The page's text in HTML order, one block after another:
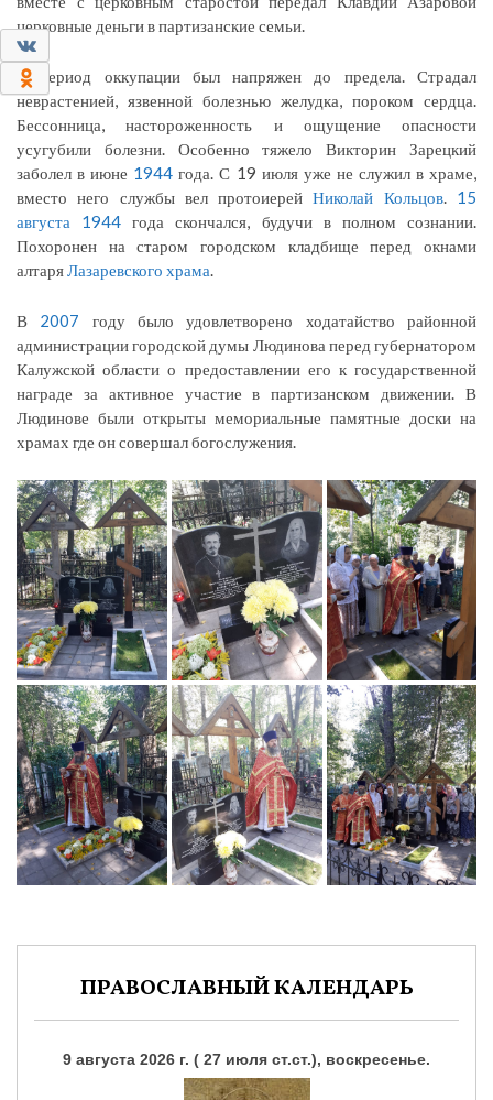
0
церковные деньги в партизанские семьи.
В период оккупации был напряжен до предела. Страдал
неврастенией, язвенной болезнью желудка, пороком сердца.
Бессонница, настороженность и ощущение опасности
усугубили болезни. Особенно тяжело Викторин Зарецкий
заболел в июне 1944 года. С 19 июля уже не служил в храме,
вместо него службы вел протоиерейНиколай Кольцов. 15
августа
1944 года скончался, будучи в полном сознании.
Похоронен на старом городском кладбище перед окнами
алтаря Лазаревского храма
В 2007 году было удовлетворено ходатайство районной
администрации городской думы Людинова перед губернатором
Калужской области о предоставлении его к государственной
награде за активное участие в партизанском движении. В
Людинове были открыты мемориальные памятные доски на
храмах где он совершал богослужения.
ПРАВОСЛАВНЫЙ КАЛЕНДАРЬ
9 августа 2026 г. ( 27 июля ст.ст.), воскресенье.